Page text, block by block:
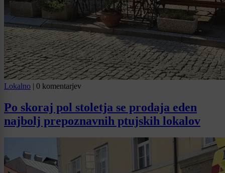
Lokalno | 0 komentarjev
Po skoraj pol stoletja se prodaja eden
najbolj prepoznavnih ptujskih lokalov